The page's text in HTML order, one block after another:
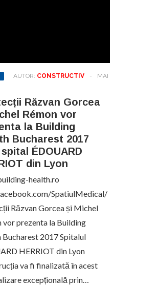
AUTOR: CONSTRUCTIV -
MAI
Răzvan Gorcea
Rémon vor
la Building
Bucharest 2017
ÉDOUARD
din Lyon
health.ro
SpatiulMedical/
Răzvan Gorcea și Michel
vor prezenta la Building
Bucharest 2017 Spitalul
HERRIOT din Lyon
va fi finalizată în acest
excepțională prin…